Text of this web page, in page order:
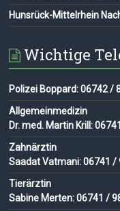
Hunsrück-Mittelrhein
Wichtige
Polizei Boppard: 06742 /
Allgemeinmedizin
Dr. med. Martin Krill:
Zahnärztin
Saadat Vatmani: 06741 /
Tierärztin
Sabine Merten: 06741 /